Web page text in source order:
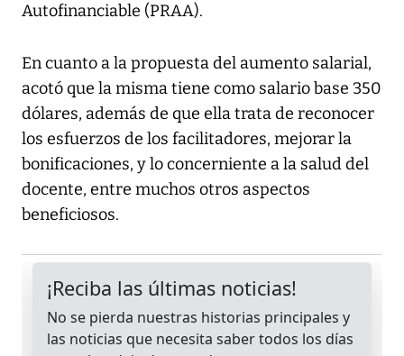
Autofinanciable (PRAA).
En cuanto a la propuesta del aumento salarial,
acotó que la misma tiene como salario base 350
dólares, además de que ella trata de reconocer
los esfuerzos de los facilitadores, mejorar la
bonificaciones, y lo concerniente a la salud del
docente, entre muchos otros aspectos
beneficiosos.